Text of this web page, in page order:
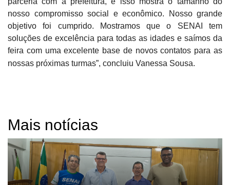
nosso compromisso social e econômico. Nosso grande
objetivo foi cumprido. Mostramos que o SENAI tem
soluções de excelência para todas as idades e saímos da
feira com uma excelente base de novos contatos para as
nossas próximas turmas”, concluiu Vanessa Sousa.
Mais notícias